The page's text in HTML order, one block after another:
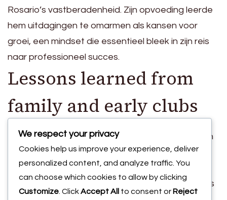
Rosario’s vastberadenheid. Zijn opvoeding leerde
hem uitdagingen te omarmen als kansen voor
groei, een mindset die essentieel bleek in zijn reis
naar professioneel succes.
Lessons learned from
family and early clubs
De Rosario’s familie speelde een cruciale rol in zijn
vroege voetbalontwikkeling. Ze moedigden hem
aan om zijn passie na te jagen en ondersteunden
zijn betrokkenheid bij lokale clubs. Deze steun was
We respect your privacy
Cookies help us improve your experience, deliver
personalized content, and analyze traffic. You
can choose which cookies to allow by clicking
Customize . ClickAccept All to consent or Reject